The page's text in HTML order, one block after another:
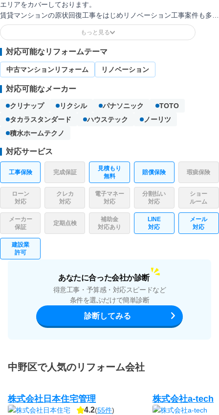
エリアをカバーしております。
賃貸マンションの原状回復工事をはじめリノベーション工事案件も多数
ご依頼いただいております。
案件担当者が、「ご挨拶～現地調査～お見積り～現場管理」まで一貫し
ておこないますのでお客様及び現場との情報共有の不足が起こりにくい
体制になっておりますので安心して任せて頂ければと思います。
全社員・協力業者一同 「ケーネクストに頼んで良かった。」と言って
いただけるよう日々業務に励んでおりますのでよろしくお願い申し上げ
ます。
対応可能なリフォームテーマ
中古マンションリフォーム リノベーション
対応可能なメーカー
クリナップ リクシル パナソニック
TOTO
タカラスタンダード
ハウステック
ノーリツ
積水ホームテクノ
対応サービス
工事保険 完成保証
見積もり
無料
賠償保険 瑕疵保険
ローン
対応
クレカ
対応
電子マネー
対応
分割払い
対応
ショー
ルーム
メーカー
保証
定期点検
補助金
対応あり
LINE
対応
メール
対応
建設業
許可
あなたに合った会社か診断
得意工事・予算感・対応スピードなど
条件を選ぶだけで簡単診断
診断してみる
中野区で人気のリフォーム会社
株式会社日本住宅管理
4.2(55件)
株式会社a-tech